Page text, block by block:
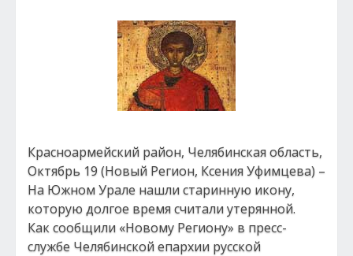
Красноармейский район, Челябинская область,
Октябрь 19 (Новый Регион, Ксения Уфимцева) –
На Южном Урале нашли старинную икону,
которую долгое время считали утерянной.
Как сообщили «Новому Региону» в пресс-
службе Челябинской епархии русской